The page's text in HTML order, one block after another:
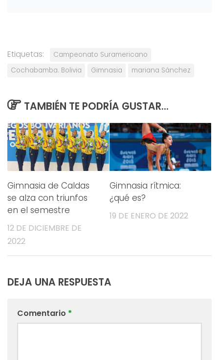
Etiquetas:
Campeonato Suramericano
Cochabamba. Bolivia
Gimnasia mariana Sánchez
TAMBIÉN TE PODRÍA GUSTAR...
Gimnasia de Caldas
se alza con triunfos
en el semestre
12 DE DICIEMBRE DE
2022
Gimnasia rítmica:
¿qué es?
19 DE ENERO DE 2022
DEJA UNA RESPUESTA
Comentario *